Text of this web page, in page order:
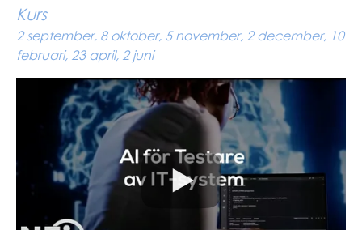
Kurs
2 september, 8 oktober, 5 november, 2 december, 10
februari, 23 april, 2 juni